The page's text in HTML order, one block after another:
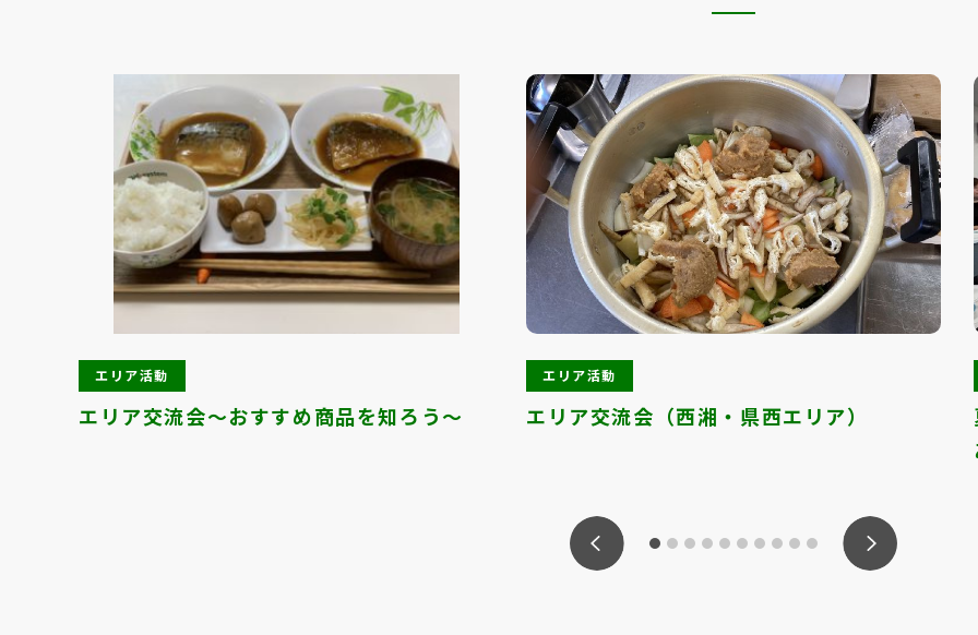
エリア活動
エリア交流会～おすすめ商品を知ろう～
エリア活動
エリア交流会（西湘・県西エリア）